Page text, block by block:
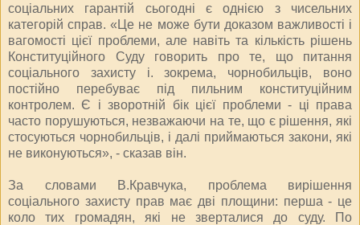
соціальних гарантій сьогодні є однією з чисельних
категорій справ. «Це не може бути доказом важливості і
вагомості цієї проблеми, але навіть та кількість рішень
Конституційного Суду говорить про те, що питання
соціального захисту і. зокрема, чорнобильців, воно
постійно перебуває під пильним конституційним
контролем. Є і зворотній бік цієї проблеми - ці права
часто порушуються, незважаючи на те, що є рішення, які
стосуються чорнобильців, і далі приймаються закони, які
не виконуються», - сказав він.
За словами В.Кравчука, проблема вирішення
соціального захисту прав має дві площини: перша - це
коло тих громадян, які не зверталися до суду. По